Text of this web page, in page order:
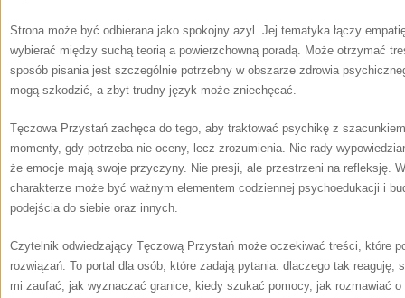
Strona może być odbierana jako spokojny azyl. Jej tematyka łączy
wybierać między suchą teorią a powierzchowną poradą. Może otrzymać
sposób pisania jest szczególnie potrzebny w obszarze zdrowia
mogą szkodzić, a zbyt trudny język może zniechęcać.
Tęczowa Przystań zachęca do tego, aby traktować psychikę z
momenty, gdy potrzeba nie oceny, lecz zrozumienia. Nie rady
że emocje mają swoje przyczyny. Nie presji, ale przestrzeni na refleksję.
charakterze może być ważnym elementem codziennej psychoedukacji i
podejścia do siebie oraz innych.
Czytelnik odwiedzający Tęczową Przystań może oczekiwać treści, które
rozwiązań. To portal dla osób, które zadają pytania: dlaczego tak reaguję,
mi zaufać, jak wyznaczać granice, kiedy szukać pomocy, jak rozmawiać